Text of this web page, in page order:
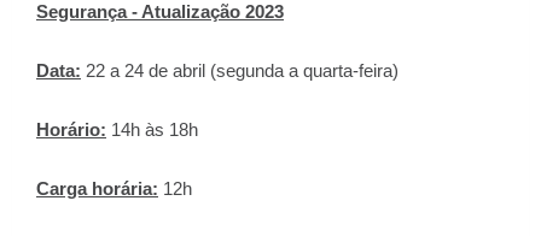
Segurança - Atualização 2023
Data: 22 a 24 de abril (segunda a quarta-feira)
Horário: 14h às 18h
Carga horária: 12h